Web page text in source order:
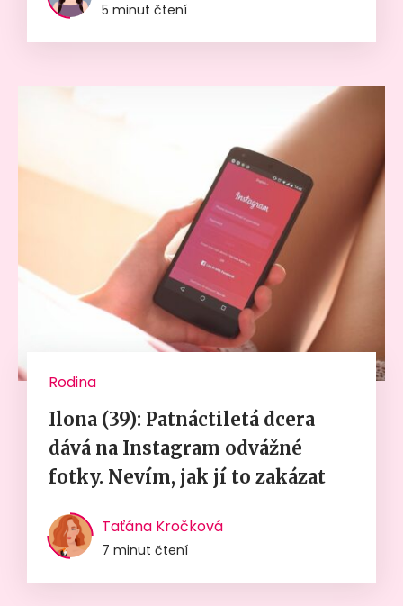
5 minut čtení
Rodina
Ilona (39): Patnáctiletá dcera
dává na Instagram odvážné
fotky. Nevím, jak jí to zakázat
Taťána Kročková
7 minut čtení